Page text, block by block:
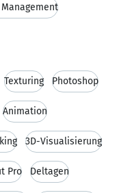
Texturing Photoshop
Animation
3D-Visualisierung
Pro Deltagen